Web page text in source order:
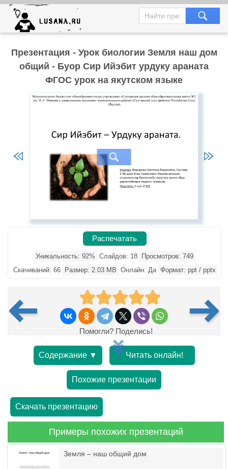
Презентация - Урок биологии Земля наш дом
общий - Буор Сир Ийэбит урдуку араната
ФГОС урок на якутском языке
Распечатать
Уникальность: 92% Слайдов: 18
Просмотров: 749
Скачиваний: 66
Размер: 2.03 MB Онлайн: Да Формат: ppt / pptx
Помогли? Поделись!
Содержание ▼ Читать онлайн!
Похожие презентации
Скачать презентацию
Примеры похожих презентаций
Земля – наш общий дом